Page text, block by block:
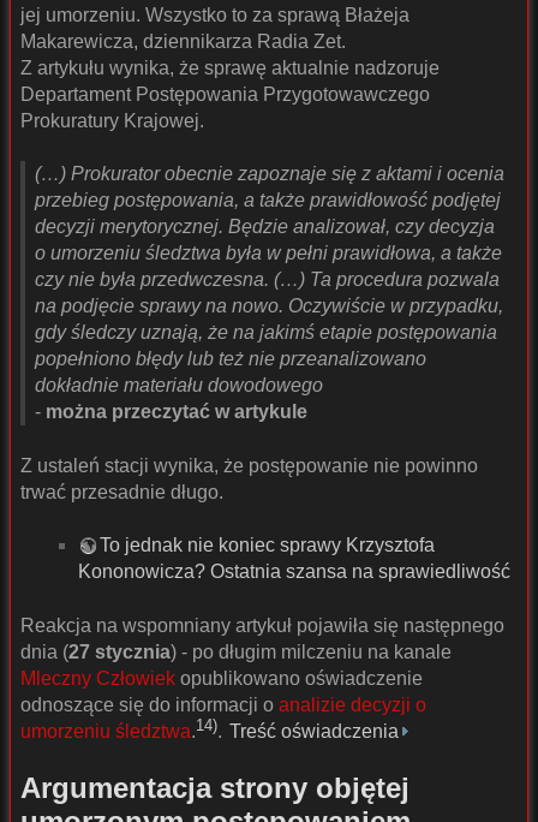
jej umorzeniu. Wszystko to za sprawą Błażeja
Makarewicza, dziennikarza Radia Zet.
Z artykułu wynika, że sprawę aktualnie nadzoruje
Departament Postępowania Przygotowawczego
Prokuratury Krajowej.
(…) Prokurator obecnie zapoznaje się z aktami i ocenia
przebieg postępowania, a także prawidłowość podjętej
decyzji merytorycznej. Będzie analizował, czy decyzja
o umorzeniu śledztwa była w pełni prawidłowa, a także
czy nie była przedwczesna. (…) Ta procedura pozwala
na podjęcie sprawy na nowo. Oczywiście w przypadku,
gdy śledczy uznają, że na jakimś etapie postępowania
popełniono błędy lub też nie przeanalizowano
dokładnie materiału dowodowego
- można przeczytać w artykule
Z ustaleń stacji wynika, że postępowanie nie powinno
trwać przesadnie długo.
To jednak nie koniec sprawy Krzysztofa
Kononowicza? Ostatnia szansa na sprawiedliwość
Reakcja na wspomniany artykuł pojawiła się następnego
dnia (27 stycznia) - po długim milczeniu na kanale
Mleczny Człowiek opublikowano oświadczenie
odnoszące się do informacji o analizie decyzji o
umorzeniu śledztwa.14). Treść oświadczenia
Argumentacja strony objętej